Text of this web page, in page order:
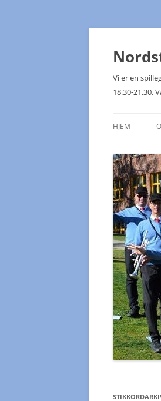
Hopp
Vi er en
18.30-21.30.
HJEM